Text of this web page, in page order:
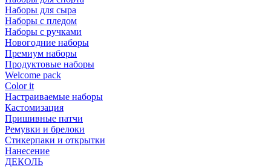
Наборы для сыра
Наборы с пледом
Наборы с ручками
Новогодние наборы
Премиум наборы
Продуктовые наборы
Welcome pack
Color it
Настраиваемые наборы
Кастомизация
Пришивные патчи
Ремувки и брелоки
Стикерпаки и открытки
Нанесение
ДЕКОЛЬ